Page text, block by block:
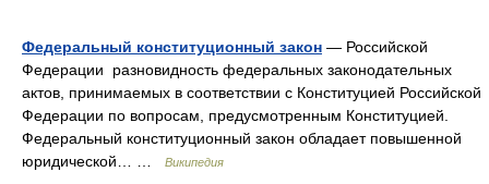
Федеральный конституционный закон — Российской
Федерации разновидность федеральных законодательных
актов, принимаемых в соответствии с Конституцией Российской
Федерации по вопросам, предусмотренным Конституцией.
Федеральный конституционный закон обладает повышенной
юридической… …
Википедия